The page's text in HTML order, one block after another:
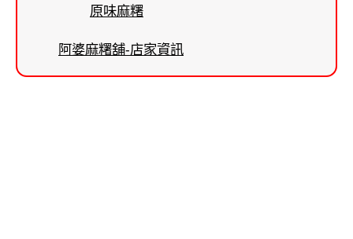
原味麻糬
阿婆麻糬舖-店家資訊